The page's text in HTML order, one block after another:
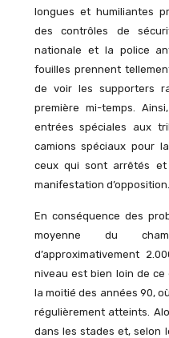
longues et humiliantes
des contrôles de
nationale et la police
fouilles prennent
de voir les supporters
première mi-temps.
entrées spéciales aux
camions spéciaux pour
ceux qui sont arrêtés
manifestation d’opposition.
En conséquence des
moyenne du
d’approximativement
niveau est bien loin de ce
la moitié des années 90,
régulièrement atteints.
dans les stades et, selon